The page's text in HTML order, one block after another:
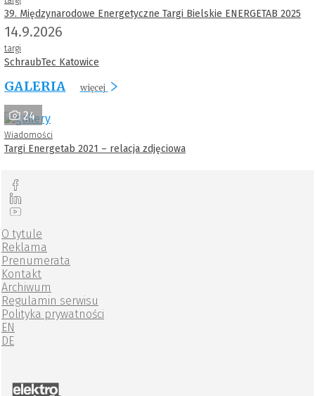
39. Międzynarodowe Energetyczne Targi Bielskie ENERGETAB 2025
14.9.2026
targi
SchraubTec Katowice
GALERIA więcej
24
Wiadomości
Targi Energetab 2021 – relacja zdjęciowa
O tytule
Reklama
Prenumerata
Kontakt
Archiwum
Regulamin serwisu
Polityka prywatności
EN
DE